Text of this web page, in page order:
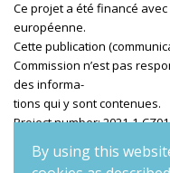
Ce projet a été financé
européenne.
Cette publication
Commission n’est pas
des informa-
tions qui y sont contenues.
Project number: 2021-1-
Privacy policy
By using this